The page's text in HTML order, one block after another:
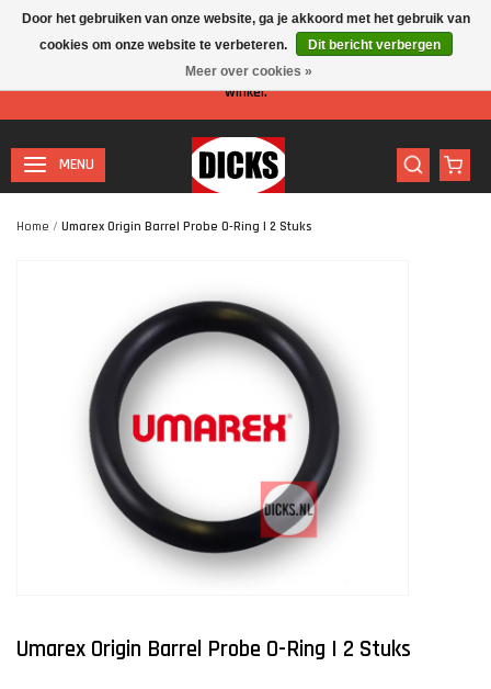
Let op: I.v.m. de zomervakantie is er minder personeel aanwezig in de
winkel.
MENU
Home / Umarex Origin Barrel Probe O-Ring | 2 Stuks
Umarex Origin Barrel Probe O-Ring | 2 Stuks
Door het gebruiken van onze website, ga je akkoord met het gebruik van
cookies om onze website te verbeteren.
Dit bericht verbergen
Meer over cookies »